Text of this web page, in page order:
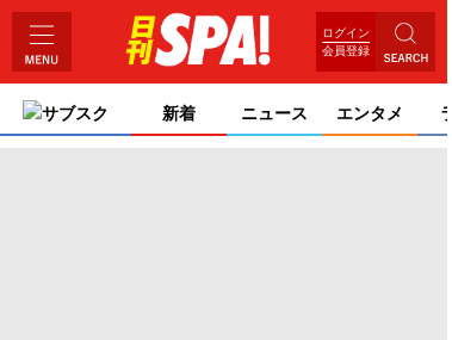
ログイン
会員登録
サブスク 新着 ニュース エンタメ